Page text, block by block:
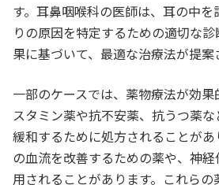
す。耳鼻咽喉科の医師は、耳の中
りの原因を特定するための適切な
果に基づいて、最適な治療法が提案
一部のケースでは、薬物療法が効
スタミン薬や抗不安薬、抗うつ薬
緩和するために処方されることが
の血流を改善するための薬や、神
用されることがあります。これら